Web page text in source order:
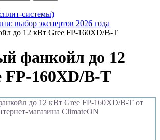
системы)
выбор экспертов 2026 года
до 12 кВт Gree FP-160XD/B-T
фанкойл до 12
FP-160XD/B-T